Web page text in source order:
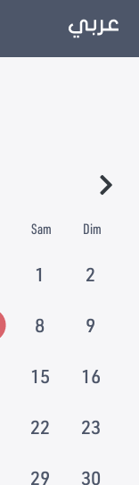
Sam Dim
1 2
8 9
15 16
22 23
29 30